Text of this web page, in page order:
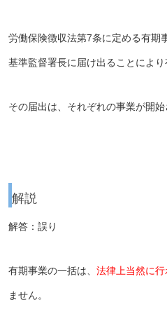
労働保険徴収法第7条に定める有期
基準監督署長に届け出ることにより
その届出は、それぞれの事業が開
解説
解答：誤り
有期事業の一括は、 法律上当然に行
ません。